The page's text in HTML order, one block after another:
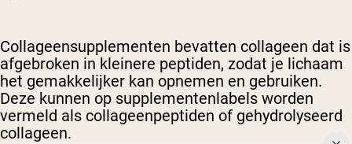
Collageensupplementen bevatten collageen dat is
afgebroken in kleinere peptiden, zodat je lichaam
het gemakkelijker kan opnemen en gebruiken.
Deze kunnen op supplementenlabels worden
vermeld als collageenpeptiden of gehydrolyseerd
collageen.